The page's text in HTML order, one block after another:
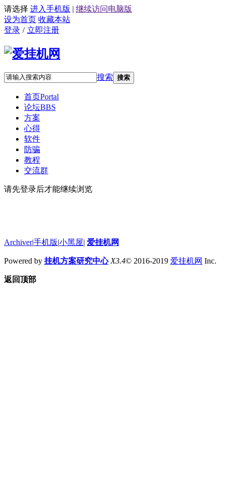
请选择 进入手机版 | 继续访问电脑版
设为首页 收藏本站
登录 / 立即注册
搜索 搜索
首页Portal
论坛BBS
方案
心得
软件
防骗
教程
交流群
请先登录后才能继续浏览
Archiver|手机版|小黑屋| 爱挂机网
Powered by 挂机方案研究中心 X3.4© 2016-2019 爱挂机网 Inc.
返回顶部